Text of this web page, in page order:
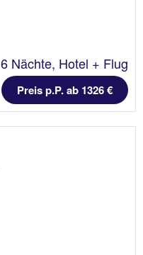
6 Nächte, Hotel + Flug
Preis p.P. ab 1326 €